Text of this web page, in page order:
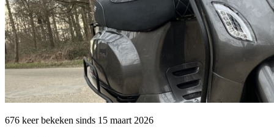
676 keerbekeken sinds 15 maart 2026